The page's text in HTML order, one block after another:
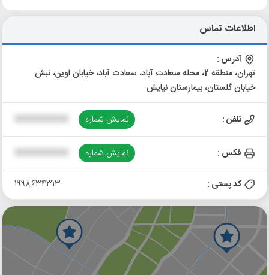
اطلاعات تماس
آدرس :
تهران، منطقه 2، محله سعادت آباد، سعادت آباد، خیابان اوین، نبش
خیابان گلستان، بیمارستان نیایش
تلفن : نمایش شماره
فکس : نمایش شماره
کد پستی : 1998634313